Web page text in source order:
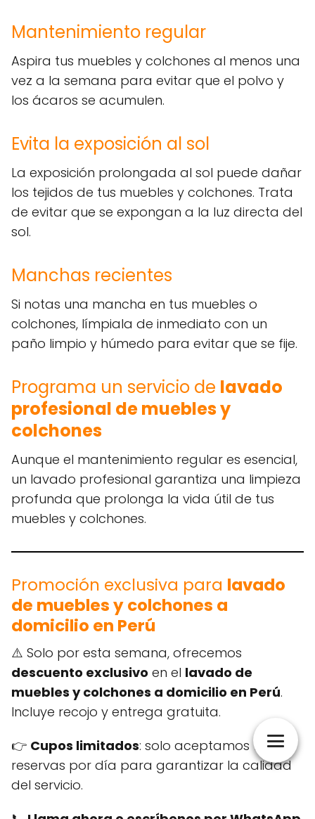
Mantenimiento regular
Aspira tus muebles y colchones al menos una
vez a la semana para evitar que el polvo y
los ácaros se acumulen.
Evita la exposición al sol
La exposición prolongada al sol puede dañar
los tejidos de tus muebles y colchones. Trata
de evitar que se expongan a la luz directa del
sol.
Manchas recientes
Si notas una mancha en tus muebles o
colchones, límpiala de inmediato con un
paño limpio y húmedo para evitar que se fije.
Programa un servicio de lavado
profesional de muebles y
colchones
Aunque el mantenimiento regular es esencial,
un lavado profesional garantiza una limpieza
profunda que prolonga la vida útil de tus
muebles y colchones.
Promoción exclusiva para lavado
de muebles y colchones a
domicilio en Perú
⚠️ Solo por esta semana, ofrecemos
descuento exclusivo en el lavado de
muebles y colchones a domicilio en Perú.
Incluye recojo y entrega gratuita.
👉 Cupos limitados: solo aceptamos 10
reservas por día para garantizar la calidad
del servicio.